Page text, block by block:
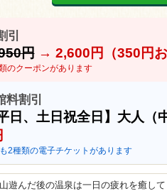
引
円→ 2,600円（350円お
のクーポンがあります
料割引
平日、土日祝全日】大人（
2種類の電子チケットがあります
遊んだ後の温泉は一日の疲れを癒し